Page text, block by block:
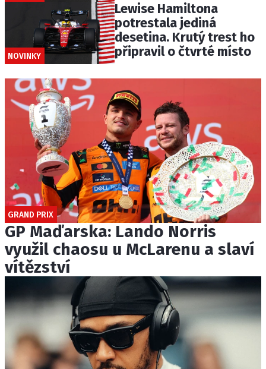
NOVINKY
Lewise Hamiltona
potrestala jediná
desetina. Krutý trest ho
připravil o čtvrté místo
GRAND PRIX
GP Maďarska: Lando Norris
využil chaosu u McLarenu a slaví
vítězství